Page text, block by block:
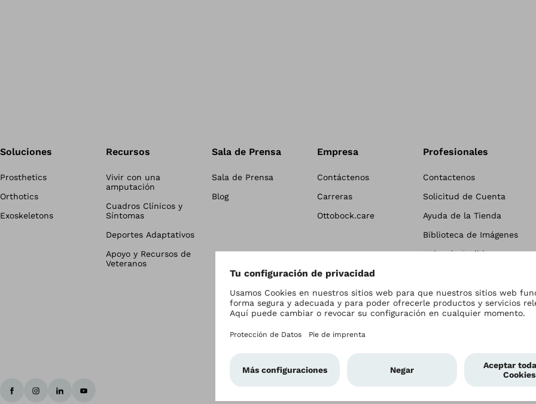
Soluciones
Prosthetics
Orthotics
Exoskeletons
Recursos
Vivir con una
amputación
Cuadros Clínicos y
Síntomas
Deportes Adaptativos
Apoyo y Recursos de
Veteranos
Sala de Prensa
Sala de Prensa
Blog
Empresa
Contáctenos
Carreras
Ottobock.care
Profesionales
Contactenos
Solicitud de Cuenta
Ayuda de la Tienda
Biblioteca de Imágenes
Hojas de Pedido
Información al Paciente
Catálogos y HDSM